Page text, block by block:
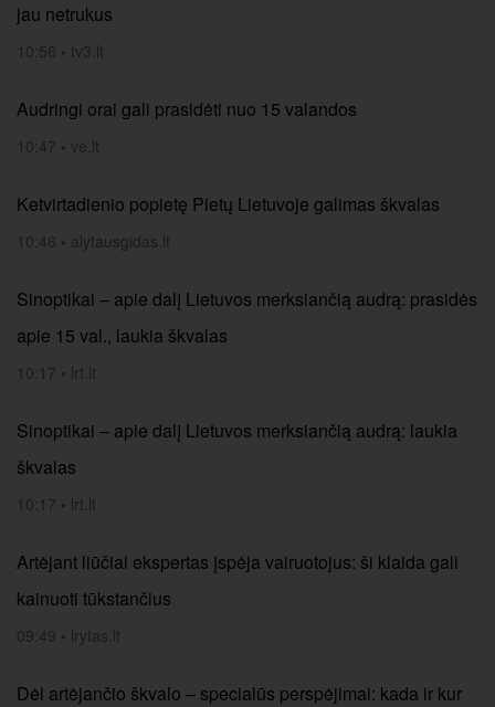
jau netrukus
10:56 • tv3.lt
Audringi orai gali prasidėti nuo 15 valandos
10:47 • ve.lt
Ketvirtadienio popietę Pietų Lietuvoje galimas škvalas
10:46 • alytausgidas.lt
Sinoptikai – apie dalį Lietuvos merksiančią audrą: prasidės
apie 15 val., laukia škvalas
10:17 • lrt.lt
Sinoptikai – apie dalį Lietuvos merksiančią audrą: laukia
škvalas
10:17 • lrt.lt
Artėjant liūčiai ekspertas įspėja vairuotojus: ši klaida gali
kainuoti tūkstančius
09:49 • lrytas.lt
Dėl artėjančio škvalo – specialūs perspėjimai: kada ir kur